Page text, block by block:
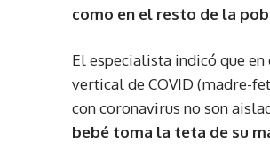
como en el resto de la
El especialista indicó que
vertical de COVID (madre-
con coronavirus no son
bebé toma la teta de su